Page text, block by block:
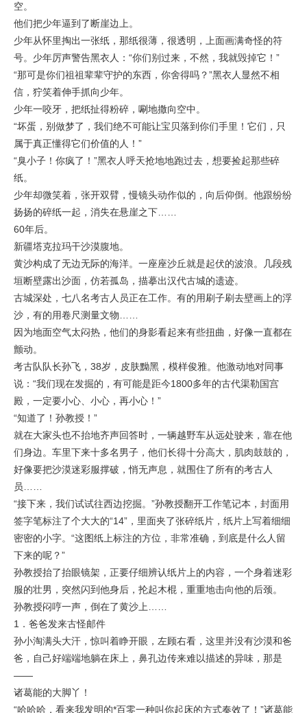
空。
他们把少年逼到了断崖边上。
少年从怀里掏出一张纸，那纸很薄，很透明，上面画满奇怪的符
号。少年厉声警告黑衣人：“你们别过来，不然，我就毁掉它！”
“那可是你们祖祖辈辈守护的东西，你舍得吗？”黑衣人显然不相
信，狞笑着伸手抓向少年。
少年一咬牙，把纸扯得粉碎，唰地撒向空中。
“坏蛋，别做梦了，我们绝不可能让宝贝落到你们手里！它们，只
属于真正懂得它们价值的人！”
“臭小子！你疯了！”黑衣人呼天抢地地跑过去，想要捡起那些碎
纸。
少年却微笑着，张开双臂，慢镜头动作似的，向后仰倒。他跟纷纷
扬扬的碎纸一起，消失在悬崖之下……
60年后。
新疆塔克拉玛干沙漠腹地。
黄沙构成了无边无际的海洋。一座座沙丘就是起伏的波浪。几段残
垣断壁露出沙面，仿若孤岛，描摹出汉代古城的遗迹。
古城深处，七八名考古人员正在工作。有的用刷子刷去壁画上的浮
沙，有的用卷尺测量文物……
因为地面空气太闷热，他们的身影看起来有些扭曲，好像一直都在
颤动。
考古队队长孙飞，38岁，皮肤黝黑，模样俊雅。他激动地对同事
说：“我们现在发掘的，有可能是距今1800多年的古代渠勒国宫
殿，一定要小心、小心，再小心！”
“知道了！孙教授！”
就在大家头也不抬地齐声回答时，一辆越野车从远处驶来，靠在他
们身边。车里下来十多名男子，他们长得十分高大，肌肉鼓鼓的，
好像要把沙漠迷彩服撑破，悄无声息，就围住了所有的考古人
员……
“接下来，我们试试往西边挖掘。”孙教授翻开工作笔记本，封面用
签字笔标注了个大大的“14”，里面夹了张碎纸片，纸片上写着细细
密密的小字。“这图纸上标注的方位，非常准确，到底是什么人留
下来的呢？”
孙教授抬了抬眼镜架，正要仔细辨认纸片上的内容，一个身着迷彩
服的壮男，突然闪到他身后，抡起木棍，重重地击向他的后颈。
孙教授闷哼一声，倒在了黄沙上……
1．爸爸发来古怪邮件
孙小淘满头大汗，惊叫着睁开眼，左顾右看，这里并没有沙漠和爸
爸，自己好端端地躺在床上，鼻孔边传来难以描述的异味，那是
——
诸葛能的大脚丫！
“哈哈哈，看来我发明的*百零一种叫你起床的方式奏效了！”诸葛能